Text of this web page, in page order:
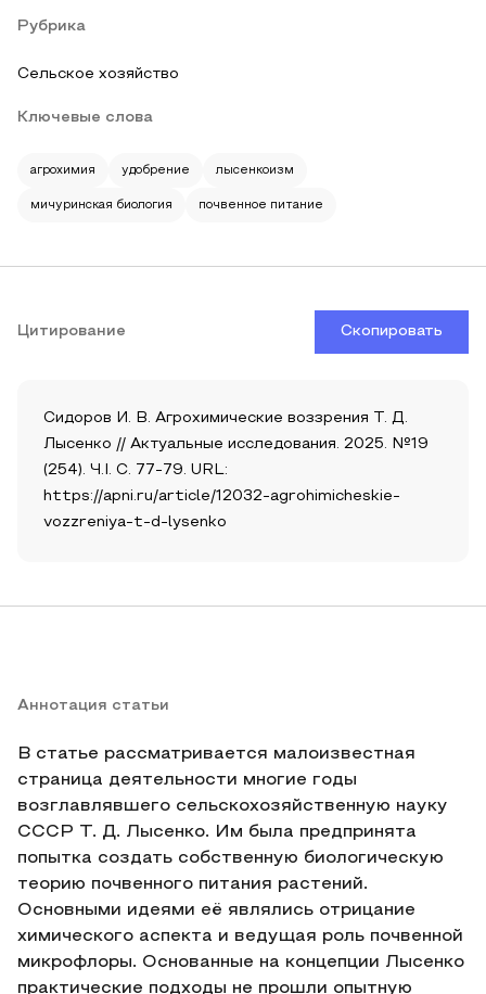
Рубрика
Сельское хозяйство
Ключевые слова
агрохимия удобрение лысенкоизм
мичуринская биология почвенное питание
Цитирование Скопировать
Сидоров И. В. Агрохимические воззрения Т. Д.
Лысенко // Актуальные исследования. 2025. №19
(254). Ч.I. С. 77-79. URL:
https://apni.ru/article/12032-agrohimicheskie-
vozzreniya-t-d-lysenko
Аннотация статьи
В статье рассматривается малоизвестная
страница деятельности многие годы
возглавлявшего сельскохозяйственную науку
СССР Т. Д. Лысенко. Им была предпринята
попытка создать собственную биологическую
теорию почвенного питания растений.
Основными идеями её являлись отрицание
химического аспекта и ведущая роль почвенной
микрофлоры. Основанные на концепции Лысенко
практические подходы не прошли опытную